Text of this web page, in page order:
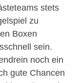
stets
zu
Boxen
sein.
noch ein
gute Chancen